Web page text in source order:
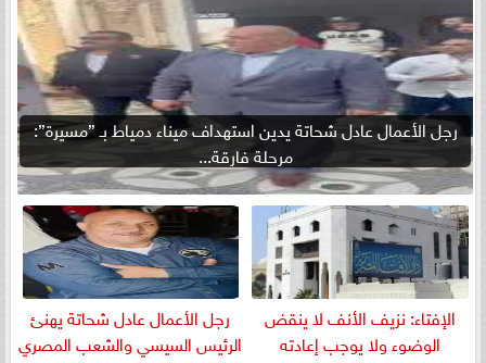
رجل الأعمال عادل شحاتة يدين استهداف ميناء دمياط بـ ”مسيرة”:
مرحلة فارقة...
الإفتاء: نزيف الأنف لا ينقض
الوضوء ولا يوجب إعادته
رجل الأعمال عادل شحاتة يهنئ
الرئيس السيسي والشعب المصري